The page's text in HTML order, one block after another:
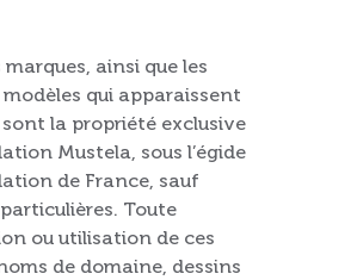
marques, ainsi que les
qui apparaissent
sont la propriété exclusive
Mustela, sous l’égide
de France, sauf
Toute
ou utilisation de ces
de domaine, dessins